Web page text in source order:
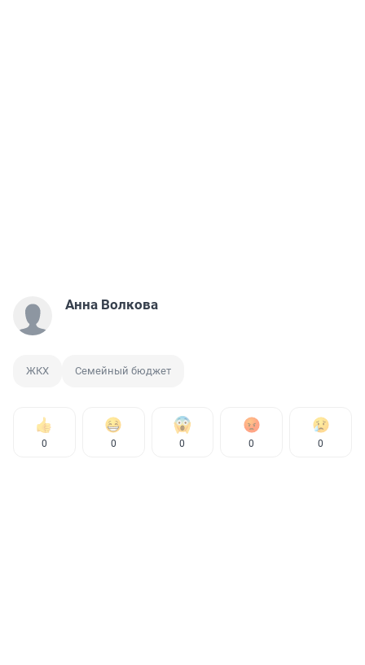
Анна Волкова
ЖКХ Семейный бюджет
0 0 0 0 0